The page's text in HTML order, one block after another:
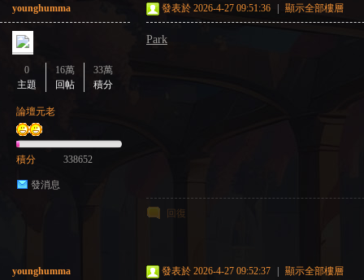
younghumma
0
主題
16萬
回帖
33萬
積分
論壇元老
積分 338652
發消息
發表於 2026-4-27 09:51:36 顯示全部樓層
Park
回復
younghumma 發表於 2026-4-27 09:52:37 顯示全部樓層